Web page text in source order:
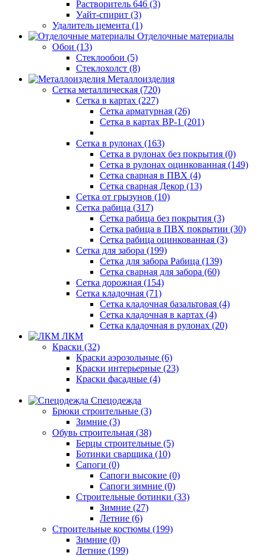
Растворитель 646 (3)
Уайт-спирит (3)
Удалитель цемента (1)
Отделочные материалы
Обои (13)
Стеклообои (5)
Стеклохолст (8)
Металлоизделия
Сетка металлическая (720)
Сетка в картах (227)
Сетка арматурная (26)
Сетка в картах ВР-1 (201)
Сетка в рулонах (163)
Сетка в рулонах без покрытия (0)
Сетка в рулонах оцинкованная (149)
Сетка сварная в ПВХ (4)
Сетка сварная Декор (13)
Сетка от грызунов (10)
Сетка рабица (317)
Сетка рабица без покрытия (3)
Сетка рабица в ПВХ покрытии (30)
Сетка рабица оцинкованная (3)
Сетка для забора (199)
Сетка для забора Рабица (139)
Сетка сварная для забора (60)
Сетка дорожная (154)
Сетка кладочная (71)
Сетка кладочная базальтовая (4)
Сетка кладочная в картах (4)
Сетка кладочная в рулонах (20)
ЛКМ
Краски (32)
Краски аэрозольные (6)
Краски интерьерные (23)
Краски фасадные (4)
Спецодежда
Брюки строительные (3)
Зимние (3)
Обувь строительная (38)
Берцы строительные (5)
Ботинки сварщика (10)
Сапоги (0)
Сапоги высокие (0)
Сапоги зимние (0)
Строительные ботинки (33)
Зимние (27)
Летние (6)
Строительные костюмы (199)
Зимние (0)
Летние (199)